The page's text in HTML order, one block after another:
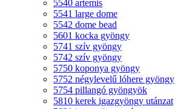
5540 artemis
5541 large dome
5542 dome bead
5601 kocka gyöngy
5741 szív gyöngy
5742 szív gyöngy
5750 koponya gyöngy
5752 négylevelű lóhere gyöngy
5754 pillangó gyöngyök
5810 kerek igazgyöngy utánzat